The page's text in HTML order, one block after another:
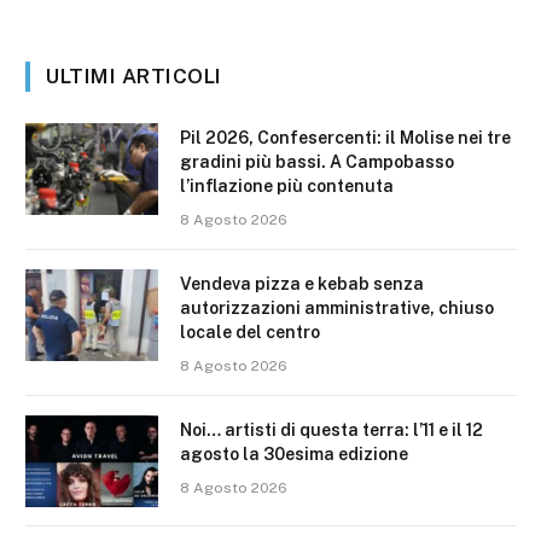
ULTIMI ARTICOLI
Pil 2026, Confesercenti: il Molise nei tre
gradini più bassi. A Campobasso
l’inflazione più contenuta
8 Agosto 2026
Vendeva pizza e kebab senza
autorizzazioni amministrative, chiuso
locale del centro
8 Agosto 2026
Noi… artisti di questa terra: l’11 e il 12
agosto la 30esima edizione
8 Agosto 2026